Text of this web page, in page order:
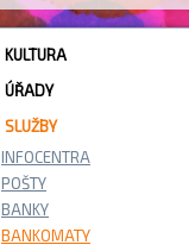
KULTURA
ÚŘADY
SLUŽBY
INFOCENTRA
POŠTY
BANKY
BANKOMATY